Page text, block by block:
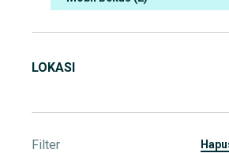
LOKASI
Filter